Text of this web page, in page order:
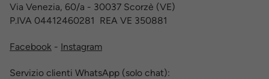
Via Venezia, 60/a - 30037 Scorzè (VE)
P.IVA 04412460281 REA VE 350881
Facebook - Instagram
Servizio clienti WhatsApp (solo chat):